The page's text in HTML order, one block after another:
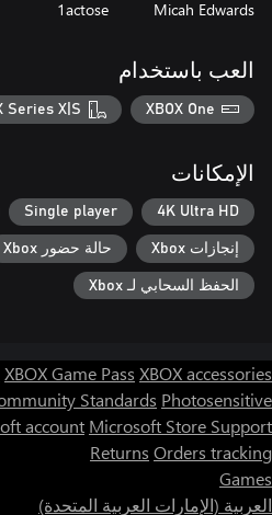
Micah Edwards
1actose
العب باستخدام
XBOX One
Series X|S
الإمكانات
4K Ultra HD
Single player
إنجازات Xbox حالة حضور Xbox
الحفظ السحابي لـ Xbox
XBOX Game Pass XBOX accessories
Standards Photosensitive
account Microsoft Store Support
Returns Orders tracking
Games
العربية (الإمارات العربية المتحدة)